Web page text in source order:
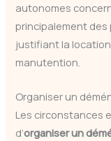
autonomes
principalement des
justifiant la
manutention.
Organiser un
Les circonstances
d’organiser un